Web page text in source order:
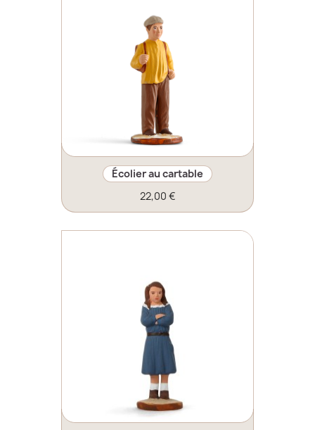
Écolier au cartable
22,00 €